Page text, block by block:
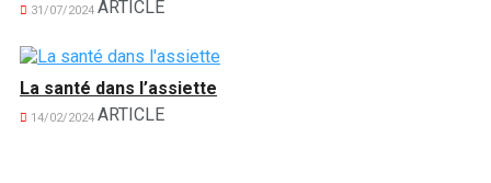
31/07/2024 ARTICLE
La santé dans l’assiette
14/02/2024 ARTICLE